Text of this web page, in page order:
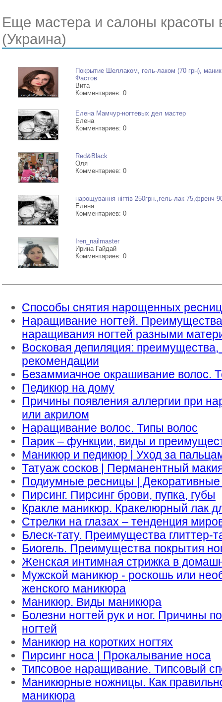
Еще мастера и салоны красоты
(Украина)
Покрытие Шеллаком, гель-лаком (70 грн),
Фастов
Вита
Комментариев: 0
Елена Мамчур-ногтевых дел мастер
Елена
Комментариев: 0
Red&Black
Оля
Комментариев: 0
нарощування нігтів 250грн.,гель-лак 75,френч
Елена
Комментариев: 0
Iren_nailmaster
Ирина Гайдай
Комментариев: 0
Способы снятия нарощенных
Наращивание ногтей. Преимущества
наращивания ногтей разными
Восковая депиляция: преимущества,
рекомендации
Безаммиачное окрашивание волос.
Педикюр на дому
Причины появления аллергии при
или акрилом
Наращивание волос. Типы волос
Парик – функции, виды и
Маникюр и педикюр | Уход за
Татуаж сосков | Перманентный
Подиумные ресницы |
Пирсинг. Пирсинг брови, пупка, губы
Кракле маникюр. Кракелюрный лак
Стрелки на глазах – тенденция
Блеск-тату. Преимущества глиттер-
Биогель. Преимущества покрытия
Женская интимная стрижка в
Мужской маникюр - роскошь или
женского маникюра
Маникюр. Виды маникюра
Болезни ногтей рук и ног. Причины
ногтей
Маникюр на коротких ногтях
Пирсинг носа | Прокалывание носа
Типсовое наращивание. Типсовый
Маникюрные ножницы. Как
маникюра